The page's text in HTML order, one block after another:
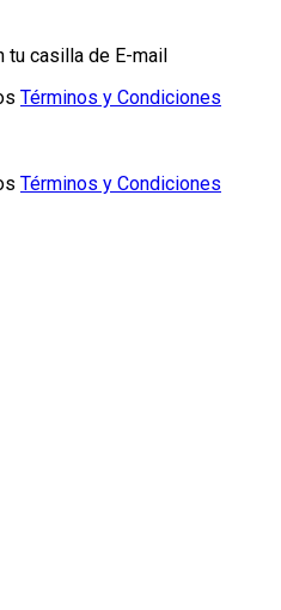
tu casilla de E-mail
Términos y Condiciones
Términos y Condiciones